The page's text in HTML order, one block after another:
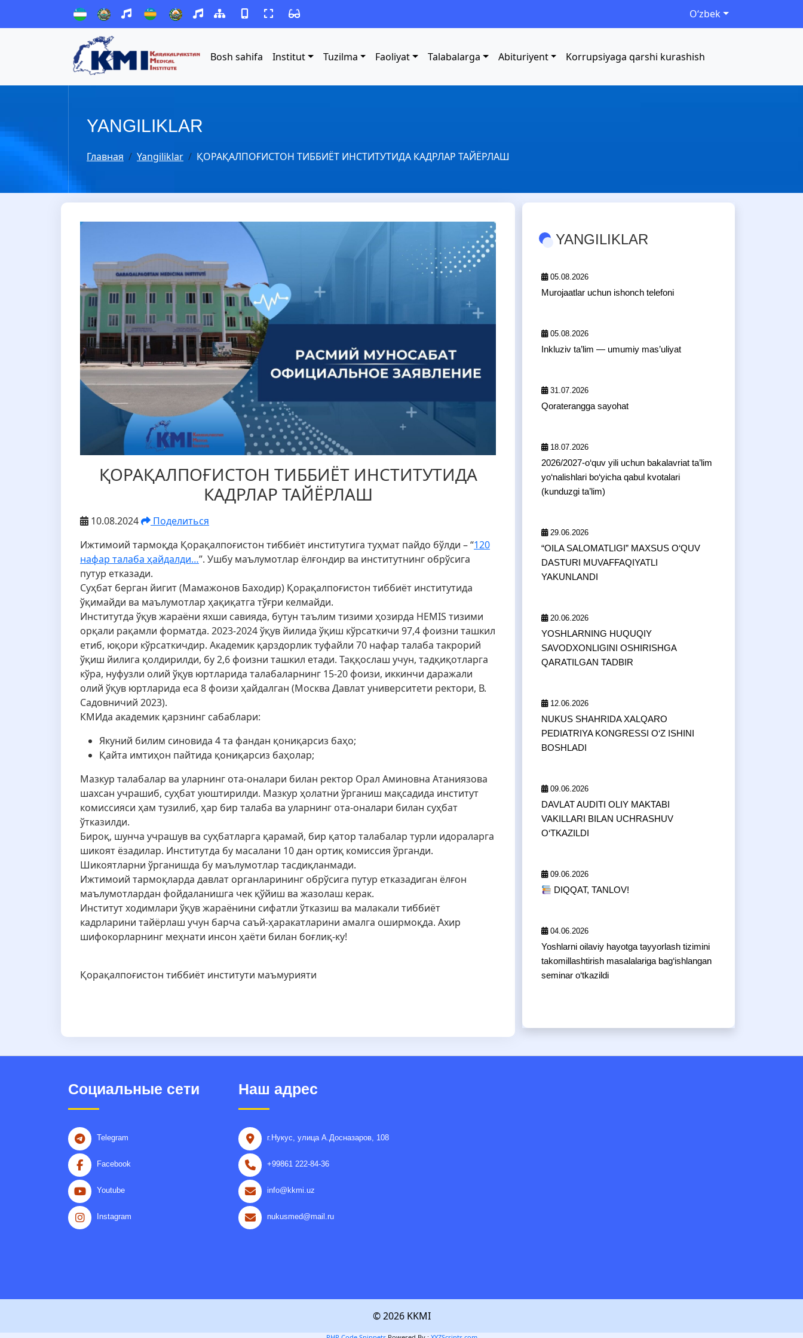
Oʻzbek
Bosh sahifa Institut Tuzilma Faoliyat Talabalarga Abituriyent Korrupsiyaga qarshi kurashish
YANGILIKLAR
Главная Yangiliklar ҚОРАҚАЛПОҒИСТОН ТИББИЁТ ИНСТИТУТИДА КАДРЛАР ТАЙЁРЛАШ
ҚОРАҚАЛПОҒИСТОН ТИББИЁТ ИНСТИТУТИДА
КАДРЛАР ТАЙЁРЛАШ
10.08.2024
Поделиться
Ижтимоий тармоқда Қорақалпоғистон тиббиёт институтига туҳмат пайдо бўлди – “120
нафар талаба ҳайдалди…”. Ушбу маълумотлар ёлғондир ва институтнинг обрўсига
путур етказади.
Суҳбат берган йигит (Мамажонов Баходир) Қорақалпоғистон тиббиёт институтида
ўқимайди ва маълумотлар ҳақиқатга тўғри келмайди.
Институтда ўқув жараёни яхши савияда, бутун таълим тизими ҳозирда HEMIS тизими
орқали рақамли форматда. 2023-2024 ўқув йилида ўқиш кўрсаткичи 97,4 фоизни ташкил
етиб, юқори кўрсаткичдир. Aкадемик қарздорлик туфайли 70 нафар талаба такрорий
ўқиш йилига қолдирилди, бу 2,6 фоизни ташкил етади. Таққослаш учун, тадқиқотларга
кўра, нуфузли олий ўқув юртларида талабаларнинг 15-20 фоизи, иккинчи даражали
олий ўқув юртларида еса 8 фоизи ҳайдалган (Москва Давлат университети ректори, В.
Садовничий 2023).
КМИда академик қарзнинг сабаблари:
Якуний билим синовида 4 та фандан қониқарсиз баҳо;
Қайта имтиҳон пайтида қониқарсиз баҳолар;
Мазкур талабалар ва уларнинг ота-оналари билан ректор Орал Aминовна Aтаниязова
шахсан учрашиб, суҳбат уюштирилди. Мазкур ҳолатни ўрганиш мақсадида институт
комиссияси ҳам тузилиб, ҳар бир талаба ва уларнинг ота-оналари билан суҳбат
ўтказилди.
Бироқ, шунча учрашув ва суҳбатларга қарамай, бир қатор талабалар турли идораларга
шикоят ёзадилар. Институтда бу масалани 10 дан ортиқ комиссия ўрганди.
Шикоятларни ўрганишда бу маълумотлар тасдиқланмади.
Ижтимоий тармоқларда давлат органларининг обрўсига путур етказадиган ёлғон
маълумотлардан фойдаланишга чек қўйиш ва жазолаш керак.
Институт ходимлари ўқув жараёнини сифатли ўтказиш ва малакали тиббиёт
кадрларини тайёрлаш учун барча саъй-ҳаракатларини амалга оширмоқда. Aхир
шифокорларнинг меҳнати инсон ҳаёти билан боғлиқ-ку!
Қорақалпоғистон тиббиёт институти маъмурияти
YANGILIKLAR
05.08.2026
Murojaatlar uchun ishonch telefoni
05.08.2026
Inkluziv ta’lim — umumiy mas’uliyat
31.07.2026
Qoraterangga sayohat
18.07.2026
2026/2027-o‘quv yili uchun bakalavriat ta’lim
yo‘nalishlari bo‘yicha qabul kvotalari
(kunduzgi ta’lim)
29.06.2026
“OILA SALOMATLIGI” MAXSUS O‘QUV
DASTURI MUVAFFAQIYATLI
YAKUNLANDI
20.06.2026
YOSHLARNING HUQUQIY
SAVODXONLIGINI OSHIRISHGA
QARATILGAN TADBIR
12.06.2026
NUKUS SHAHRIDA XALQARO
PEDIATRIYA KONGRESSI O‘Z ISHINI
BOSHLADI
09.06.2026
DAVLAT AUDITI OLIY MAKTABI
VAKILLARI BILAN UCHRASHUV
O‘TKAZILDI
09.06.2026
DIQQAT, TANLOV!
04.06.2026
Yoshlarni oilaviy hayotga tayyorlash tizimini
takomillashtirish masalalariga bag‘ishlangan
seminar o‘tkazildi
Социальные сети
Telegram
Facebook
Youtube
Instagram
Наш адрес
г.Нукус, улица A.Досназаров, 108
+99861 222-84-36
info@kkmi.uz
nukusmed@mail.ru
© 2026 KKMI